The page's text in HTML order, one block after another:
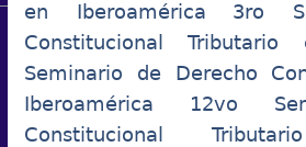
en Iberoamérica
3ro
Constitucional Tributario
Seminario de Derecho
Iberoamérica
12vo
Constitucional